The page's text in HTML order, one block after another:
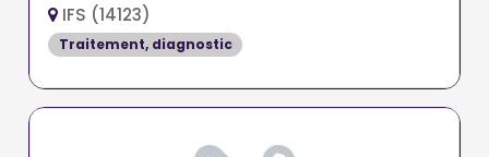
IFS (14123)
Traitement, diagnostic